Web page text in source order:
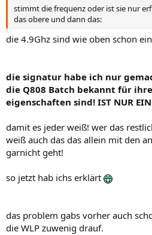
stimmt die frequenz oder ist sie nur
das obere und dann das:
die 4.9Ghz sind wie oben schon
die signatur habe ich nur
die Q808 Batch bekannt für
eigenschaften sind! IST NUR EIN
damit es jeder weiß! wer das
weiß auch das das allein mit den
garnicht geht!
so jetzt hab ichs erklärt
das problem gabs vorher auch
die WLP zuwenig drauf.